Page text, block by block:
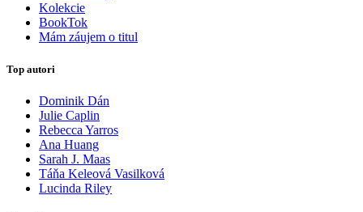
Kolekcie
BookTok
Mám záujem o titul
Top autori
Dominik Dán
Julie Caplin
Rebecca Yarros
Ana Huang
Sarah J. Maas
Táňa Keleová Vasilková
Lucinda Riley